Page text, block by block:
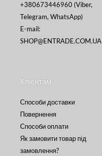
+380673446960 (Viber,
Telegram, WhatsApp)
E-mail:
SHOP@ENTRADE.COM.UA
Клієнтам
Способи доставки
Повернення
Способи оплати
Як замовити товар під
замовлення?